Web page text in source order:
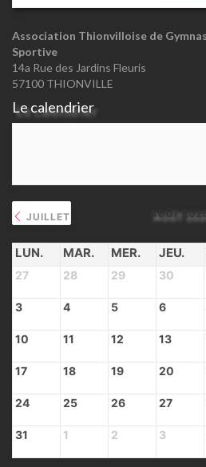
Association Thionvilloise de
Sportive
14a Rue des Jardins Fleuris
57100 THIONVILLE
Le calendrier
JUILLET AOÛT
LUN. MAR. MER. JEU.
27 28 29 30
3 4 5 6
10 11 12 13
17 18 19 20
24 25 26 27
31 1 2 3